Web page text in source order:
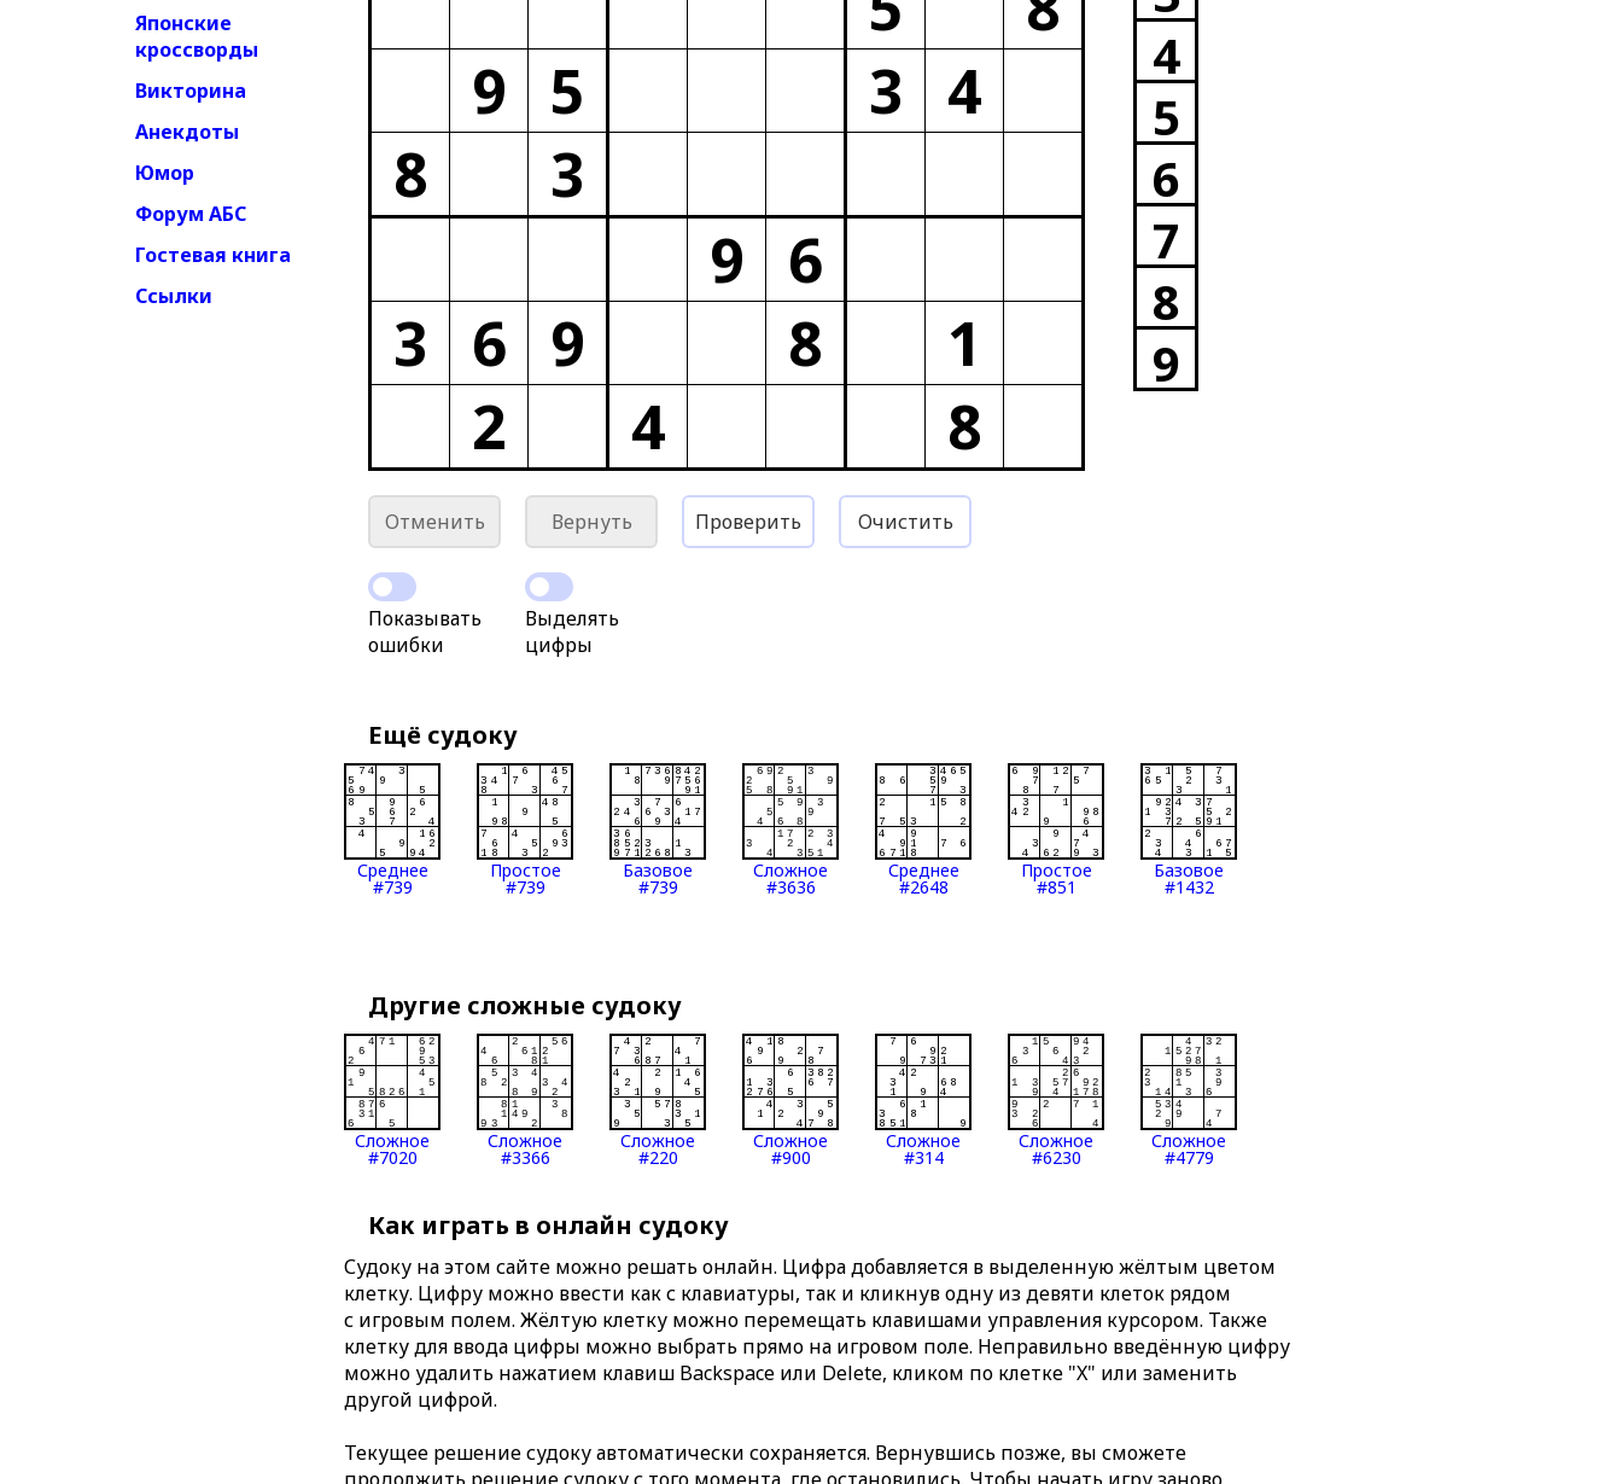
Японские
кроссворды
Викторина
Анекдоты
Юмор
Форум АБС
Гостевая книга
Ссылки
9 5 3 4
8
3
9 6
3
6 9 8
1
2
4 8
4
5
6
7
8
9
Отменить Вернуть Проверить Очистить
Показывать
ошибки
Выделять
цифры
Ещё судоку
Среднее
#739
Простое
#739
Базовое
#739
Сложное
#3636
Среднее
#2648
Простое
#851
Базовое
#1432
Другие сложные судоку
Сложное
#7020
Сложное
#3366
Сложное
#220
Сложное
#900
Сложное
#314
Сложное
#6230
Сложное
#4779
Как играть в онлайн судоку
Судоку на этом сайте можно решать онлайн. Цифра добавляется в выделенную жёлтым цветом
клетку. Цифру можно ввести как с клавиатуры, так и кликнув одну из девяти клеток рядом
с игровым полем. Жёлтую клетку можно перемещать клавишами управления курсором. Также
клетку для ввода цифры можно выбрать прямо на игровом поле. Неправильно введённую цифру
можно удалить нажатием клавиш Backspace или Delete, кликом по клетке "X" или заменить
другой цифрой.
Текущее решение судоку автоматически сохраняется. Вернувшись позже, вы сможете